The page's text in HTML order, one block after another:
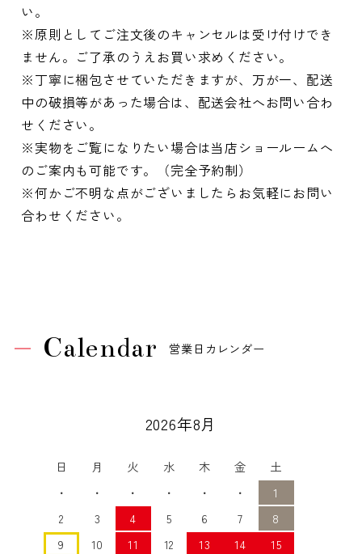
い。
※原則としてご注文後のキャンセルは受け付けでき
ません。ご了承のうえお買い求めください。
※丁寧に梱包させていただきますが、万が一、配送
中の破損等があった場合は、配送会社へお問い合わ
せください。
※実物をご覧になりたい場合は当店ショールームへ
のご案内も可能です。（完全予約制）
※何かご不明な点がございましたらお気軽にお問い
合わせください。
Calendar 営業日カレンダー
2026年8月
日 月 火 水 木 金
土
・
・ ・ ・ ・ ・
1
2
3 4 5 6 7
8
9
10 11 12 13 14
15